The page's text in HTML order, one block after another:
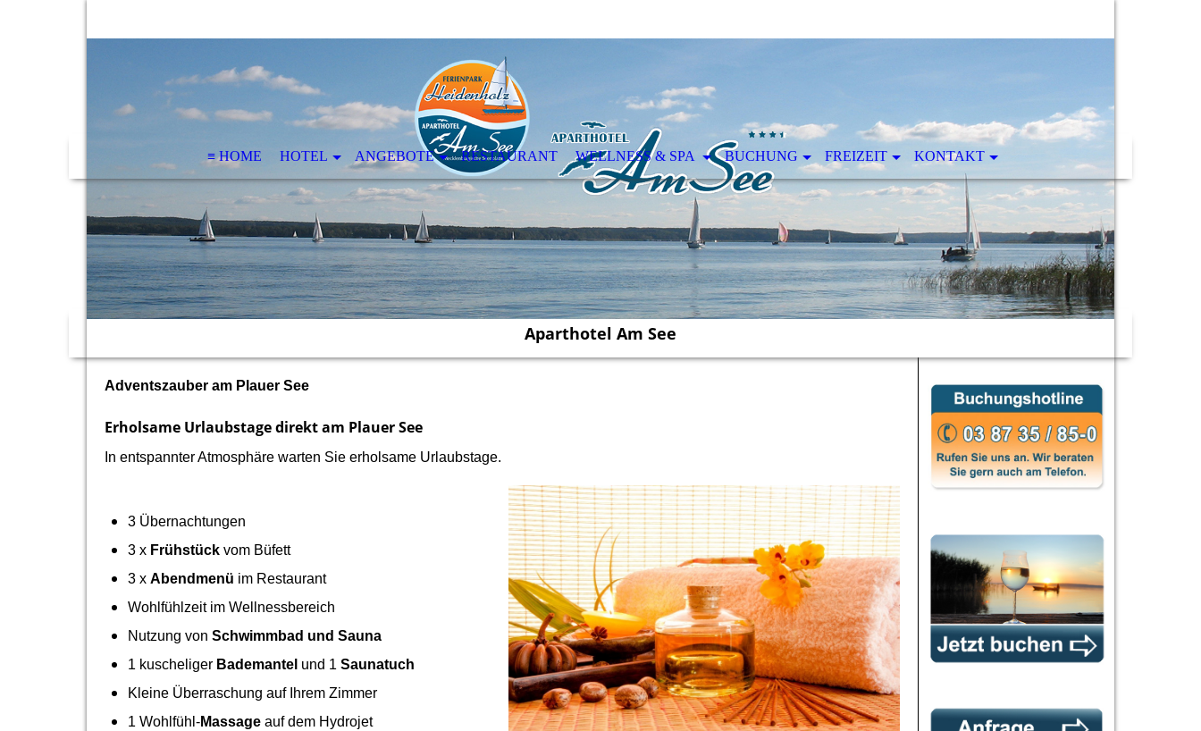
≡ HOME HOTEL ANGEBOTE RESTAURANT WELLNESS & SPA BUCHUNG FREIZEIT KONTAKT
Aparthotel Am See
Adventszauber am Plauer See
Erholsame Urlaubstage direkt am Plauer See
In entspannter Atmosphäre warten Sie erholsame Urlaubstage.
3 Übernachtungen
3 x Frühstück vom Büfett
3 x Abendmenü im Restaurant
Wohlfühlzeit im Wellnessbereich
Nutzung von Schwimmbad und Sauna
1 kuscheliger Bademantel und 1 Saunatuch
Kleine Überraschung auf Ihrem Zimmer
1 Wohlfühl-Massage auf dem Hydrojet